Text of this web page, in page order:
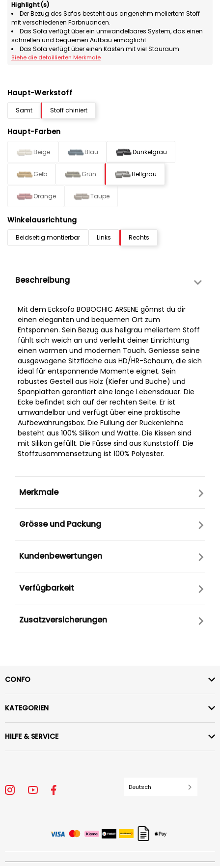
Highlight(s)
Der Bezug des Sofas besteht aus angenehm meliertem Stoff
mit verschiedenen Farbnuancen.
Das Sofa verfügt über ein umwandelbares System, das einen
schnellen und bequemen Aufbau ermöglicht
Das Sofa verfügt über einen Kasten mit viel Stauraum
Siehe die detaillierten Merkmale
Haupt-Werkstoff
Samt Stoff chiniert
Haupt-Farben
Beige Blau Dunkelgrau
Gelb Grün Hellgrau
Orange Taupe
Winkelausrichtung
Beidseitig montierbar Links Rechts
Beschreibung
Mit dem Ecksofa BOBOCHIC ARSENE gönnst du dir
einen eleganten und bequemen Ort zum
Entspannen. Sein Bezug aus hellgrau meliertem Stoff
fühlt sich weich an und verleiht deiner Einrichtung
einen warmen und modernen Touch. Geniesse seine
ausgewogene Sitzfläche aus HD/HR-Schaum, die sich
ideal für entspannende Momente eignet. Sein
robustes Gestell aus Holz (Kiefer und Buche) und
Spanplatten garantiert eine lange Lebensdauer. Die
Ecke befindet sich auf der rechten Seite. Er ist
umwandelbar und verfügt über eine praktische
Aufbewahrungsbox. Die Füllung der Rückenlehne
besteht aus 100% Silikon und Watte. Die Kissen sind
mit Silikon gefüllt. Die Füsse sind aus Kunststoff. Die
Stoffzusammensetzung ist 100% Polyester.
Merkmale
Grösse und Packung
Kundenbewertungen
Verfügbarkeit
Zusatzversicherungen
CONFO
KATEGORIEN
HILFE & SERVICE
Deutsch